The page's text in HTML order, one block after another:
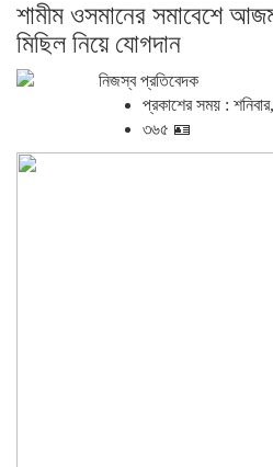
শামীম ওসমানের সমাবেশে
মিছিল নিয়ে যোগদান
নিজস্ব প্রতিবেদক
প্রকাশের সময় :
৩৬৫ 🪪